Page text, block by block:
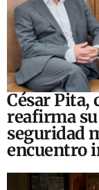
César
reafirma
seguridad
encuentro